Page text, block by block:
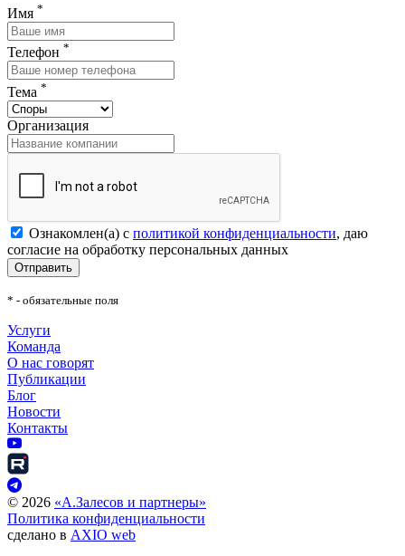
Имя *
Телефон *
Тема *
Организация
Ознакомлен(а) с политикой конфиденциальности, даю
согласие на обработку персональных данных
Отправить
* - обязательные поля
Услуги
Команда
О нас говорят
Публикации
Блог
Новости
Контакты
© 2026 «А.Залесов и партнеры»
Политика конфиденциальности
сделано в AXIO web